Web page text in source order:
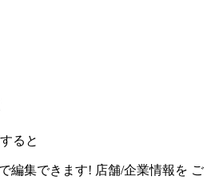
ると
編集できます! 店舗/企業情報を ご